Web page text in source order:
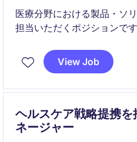
医療分野における製品・ソ
担当いただくポジションで
に、各種説明会や勉強会の
広い顧客支援を担っていた
View Job
ヘルスケア戦略提携を
ネージャー